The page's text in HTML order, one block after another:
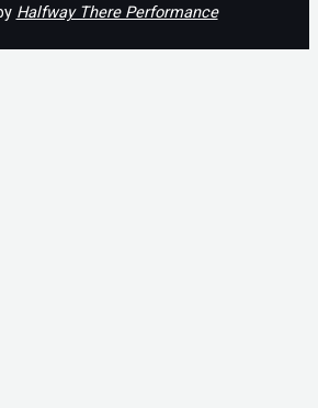
Halfway There Performance